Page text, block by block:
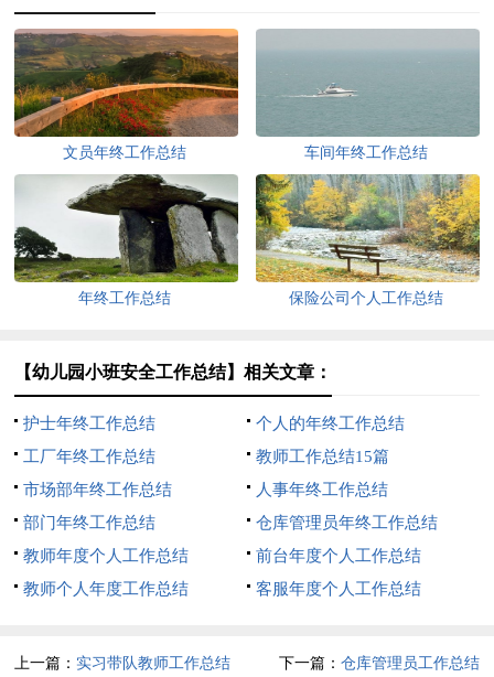
文员年终工作总结 车间年终工作总结
年终工作总结 保险公司个人工作总结
【幼儿园小班安全工作总结】相关文章：
护士年终工作总结
个人的年终工作总结
工厂年终工作总结
教师工作总结15篇
市场部年终工作总结
人事年终工作总结
部门年终工作总结
仓库管理员年终工作总结
教师年度个人工作总结
前台年度个人工作总结
教师个人年度工作总结
客服年度个人工作总结
上一篇： 实习带队教师工作总结 下一篇： 仓库管理员工作总结